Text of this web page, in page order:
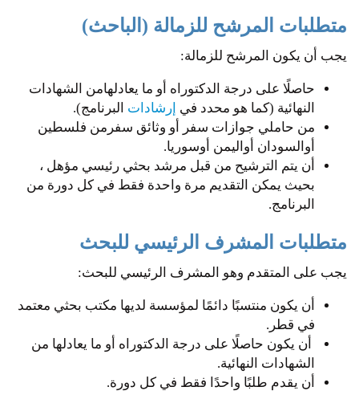
متطلبات المرشح للزمالة (الباحث)
يجب أن يكون المرشح للزمالة:
حاصلًا على درجة الدكتوراه أو ما يعادلهامن الشهادات
النهائية (كما هو محدد في إرشادات البرنامج).
من حاملي جوازات سفر أو وثائق سفرمن فلسطين
أوالسودان أواليمن أوسوريا.
أن يتم الترشيح من قبل مرشد بحثي رئيسي مؤهل ،
بحيث يمكن التقديم مرة واحدة فقط في كل دورة من
البرنامج.
متطلبات المشرف الرئيسي للبحث
يجب على المتقدم وهو المشرف الرئيسي للبحث:
أن يكون منتسبًا دائمًا لمؤسسة لديها مكتب بحثي معتمد
في قطر.
أن يكون حاصلًا على درجة الدكتوراه أو ما يعادلها من
الشهادات النهائية.
أن يقدم طلبًا واحدًا فقط في كل دورة.